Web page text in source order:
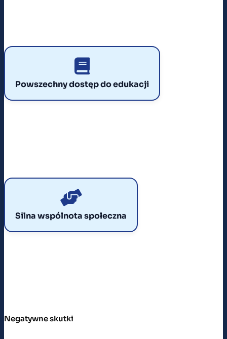
Powszechny dostęp do edukacji
Nauka była bezpłatna i dostępna dla każdego. Dzięki
temu znacząco wzrosła liczba osób z wykształceniem
średnim i wyższym, szczególnie w krajach bloku
Silna wspólnota społeczna
Gospodarka planowa wzmacniała więzi międzyludzkie i
solidarność. Wspólny cel gospodarczy budował
poczucie przynależności i współodpowiedzialności za
Negatywne skutki